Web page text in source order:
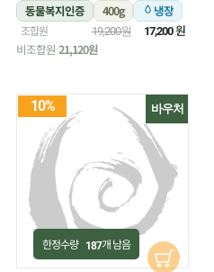
동물복지인증 400g 냉장
조합원 19,200원 17,200원
비조합원 21,120원
바우처
10%
한정수량 187개 남음